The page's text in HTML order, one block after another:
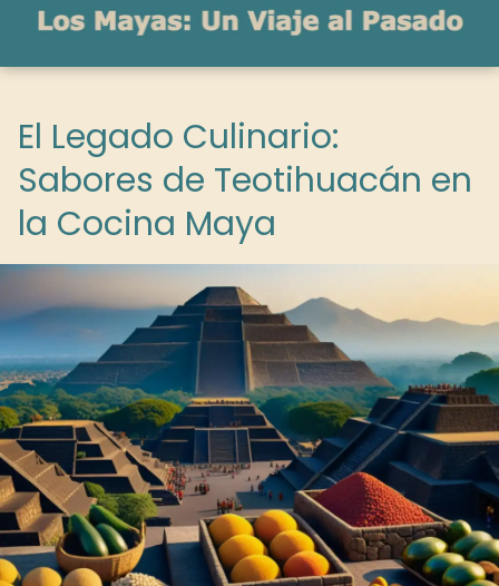
El Legado Culinario:
Sabores de Teotihuacán en
la Cocina Maya